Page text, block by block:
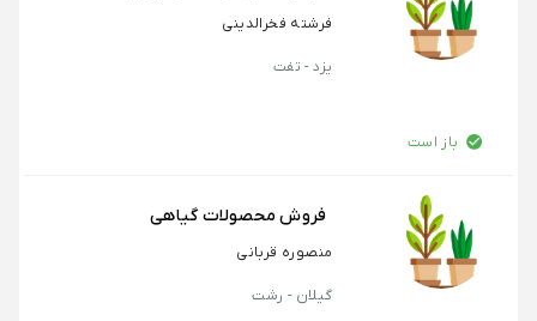
فرشته فخرالدینی
یزد - تفت
باز است
فروش محصولات گیاهی
منصوره قربانی
گیلان - رشت